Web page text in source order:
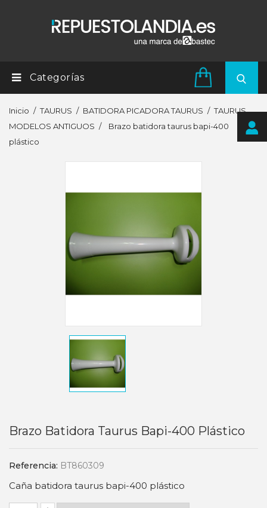
Categorías
Inicio TAURUS BATIDORA PICADORA TAURUS
TAURUS
MODELOS ANTIGUOS
Brazo batidora taurus bapi-400
plástico
Brazo Batidora Taurus Bapi-400 Plástico
Referencia: BT860309
Caña batidora taurus bapi-400 plástico